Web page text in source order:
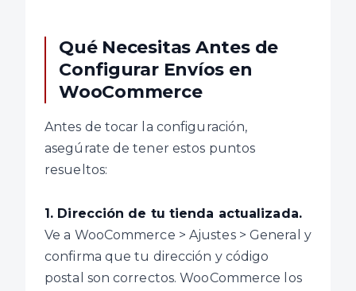
Qué Necesitas Antes de
Configurar Envíos en
WooCommerce
Antes de tocar la configuración,
asegúrate de tener estos puntos
resueltos:
1. Dirección de tu tienda actualizada.
Ve a WooCommerce > Ajustes > General y
confirma que tu dirección y código
postal son correctos. WooCommerce los